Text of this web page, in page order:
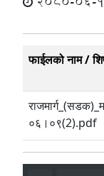
फाईलको नाम /
०६।०९(2).pdf